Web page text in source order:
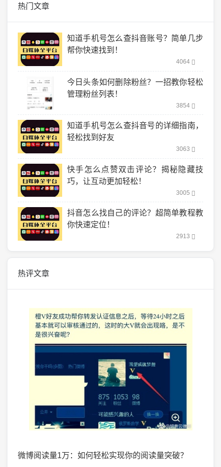
热门文章
知道手机号怎么查抖音账号？简单几步
帮你快速找到！
4064
今日头条如何删除粉丝？一招教你轻松
管理粉丝列表！
3854
知道手机号怎么查抖音号的详细指南，
轻松找到好友
3063
快手怎么点赞双击评论？揭秘隐藏技
巧，让互动更加轻松！
3005
抖音怎么找自己的评论？超简单教程教
你快速定位！
2913
热评文章
微博阅读量1万：如何轻松实现你的阅读量突破？